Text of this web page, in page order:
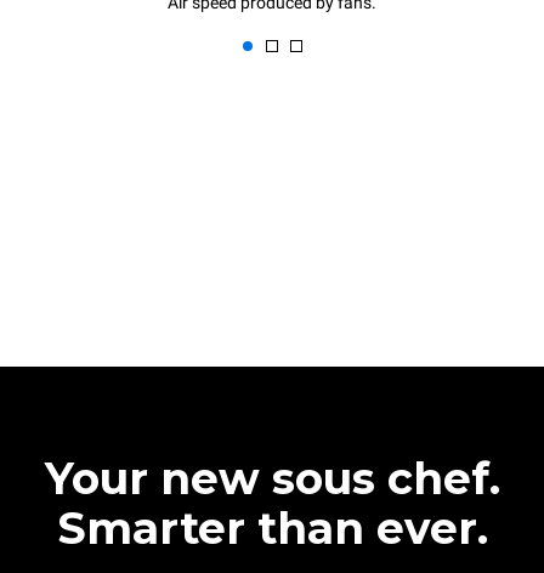
Your new sous chef.
Smarter than ever.